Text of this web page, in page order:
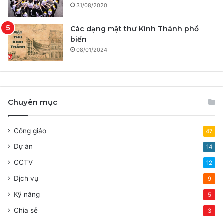
31/08/2020
Các dạng mật thư Kinh Thánh phổ
biến
08/01/2024
Chuyên mục
Công giáo 47
Dự án 14
CCTV 12
Dịch vụ 9
Kỹ năng 5
Chia sẻ 3